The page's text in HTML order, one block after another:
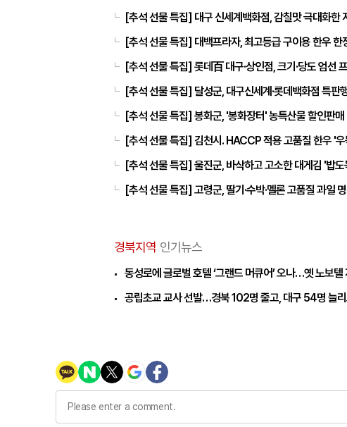
[추석 선물 특집] 대구 신세계백화점, 감칠맛 극대화한
[추석 선물 특집] 대백프라자, 최고등급 구이용 한우 한
[추석 선물 특집] 롯데百 대구·상인점, 크기·당도 엄선
[추석 선물 특집] 달성군, 대구신세계·롯데백화점 특판
[추석 선물 특집] 봉화군, '봉화장터' 농특산물 할인판매
[추석 선물 특집] 김천시. HACCP 적용 고품질 한우 '
[추석 선물 특집] 울진군, 바삭하고 고소한 대게김 '밥도
[추석 선물 특집] 고령군, 딸기·수박·멜론 고품질 과일
경북지역 인기뉴스
동성로에 글로벌 호텔 ‘그랜드 머큐어’ 오나…옛 노보텔
공립초교 교사 선발…경북 102명 줄고, 대구 54명 늘